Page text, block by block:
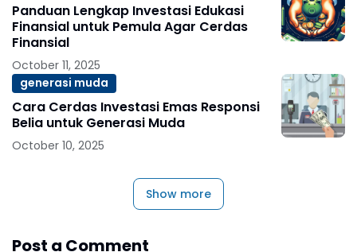
Panduan Lengkap Investasi Edukasi
Finansial untuk Pemula Agar Cerdas
Finansial
October 11, 2025
generasi muda
Cara Cerdas Investasi Emas Responsi
Belia untuk Generasi Muda
October 10, 2025
Show more
Post a Comment